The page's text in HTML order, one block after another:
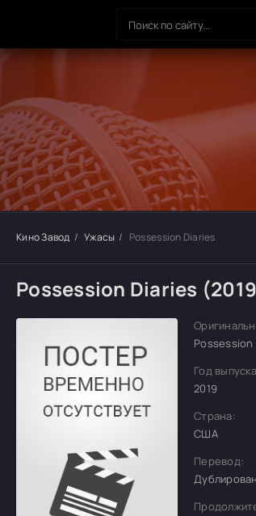
Кино Завод Ужасы Possession Diaries
Possession Diaries
Possession
Год
2019
Страна:
США
Перевод: